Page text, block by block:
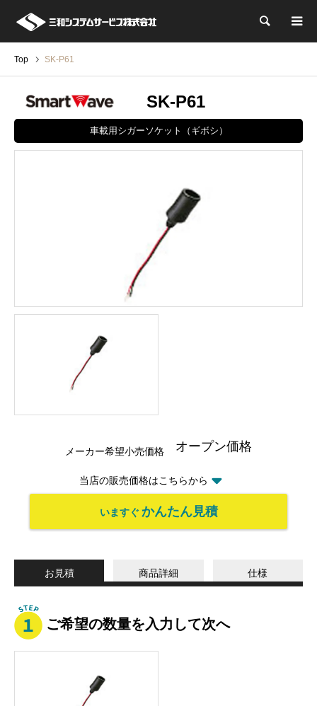
検索
Top SK-P61
SK-P61
車載用シガーソケット（ギボシ）
メーカー希望小売価格 オープン価格
当店の販売価格はこちらから
いますぐ かんたん見積
お見積 商品詳細 仕様
ご希望の数量を入力して次へ